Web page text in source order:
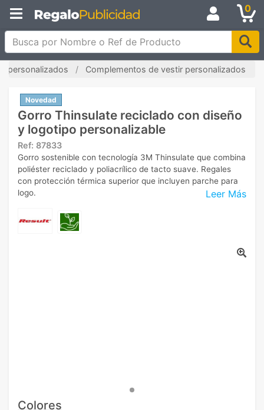
0
Busca por Nombre o Ref de Producto
personalizados Complementos de vestir personalizados
Novedad
Gorro Thinsulate reciclado con diseño
y logotipo personalizable
Ref: 87833
Leer Más
Gorro sostenible con tecnología 3M Thinsulate que combina
poliéster reciclado y poliacrílico de tacto suave. Regales
con protección térmica superior que incluyen parche para
logo.
Colores